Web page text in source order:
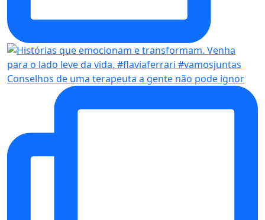
Conselhos de uma terapeuta a gente não pode ignor